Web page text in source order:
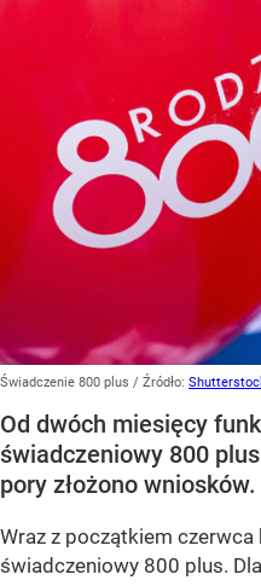
Świadczenie 800 plus / Źródło:
Od dwóch miesięcy
świadczeniowy 800
pory złożono wniosków.
Wraz z początkiem czerwca
świadczeniowy 800 plus.